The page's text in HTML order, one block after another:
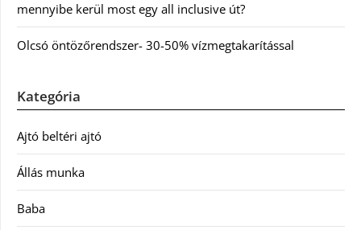
mennyibe kerül most egy all inclusive út?
Olcsó öntözőrendszer- 30-50% vízmegtakarítással
Kategória
Ajtó beltéri ajtó
Állás munka
Baba